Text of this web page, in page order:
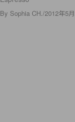
By Sophia CH. /2012年5